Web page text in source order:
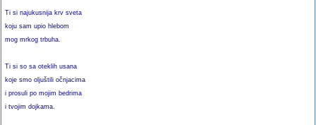
Ti si najukusnija krv sveta
koju sam upio hlebom
mog mrkog trbuha.
Ti si so sa oteklih usana
koje smo oljuštili očnjacima
i prosuli po mojim bedrima
i tvojim dojkama.